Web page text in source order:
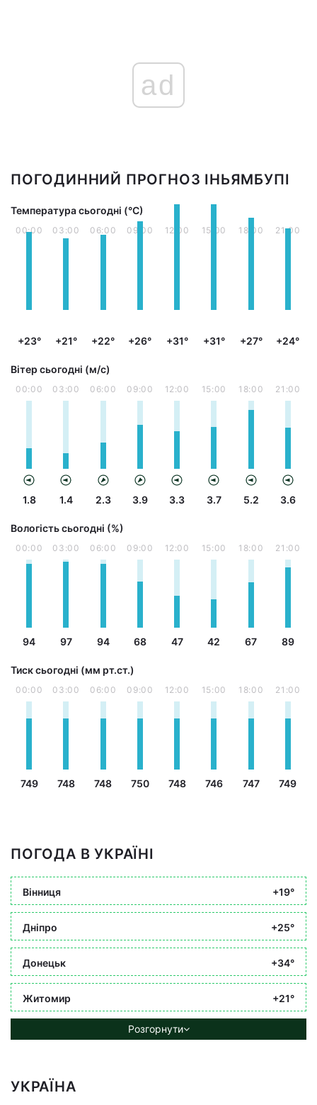
ad
ПОГОДИННИЙ ПРОГНОЗ ІНЬЯМБУПІ
Температура сьогодні (°С)
00:00
+23°
03:00
+21°
06:00
+22°
09:00
+26°
12:00
+31°
15:00
+31°
18:00
+27°
21:00
+24°
Вітер сьогодні (м/с)
00:00
1.8
03:00
1.4
06:00
2.3
09:00
3.9
12:00
3.3
15:00
3.7
18:00
5.2
21:00
3.6
Вологість сьогодні (%)
00:00
94
03:00
97
06:00
94
09:00
68
12:00
47
15:00
42
18:00
67
21:00
89
Тиск сьогодні (мм рт.ст.)
00:00
749
03:00
748
06:00
748
09:00
750
12:00
748
15:00
746
18:00
747
21:00
749
ПОГОДА В УКРАЇНІ
Вінниця +19°
Дніпро +25°
Донецьк +34°
Житомир +21°
Розгорнути
УКРАЇНА